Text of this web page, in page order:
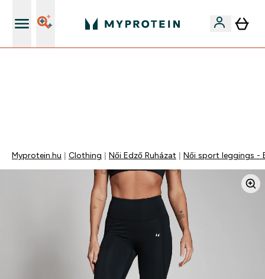
Myprotein.hu Clothing Női Edző Ruházat Női sport leggings -